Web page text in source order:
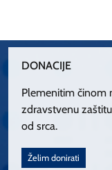
DONACIJE
Plemenitim činom
zdravstvenu
od srca.
Želim donirati